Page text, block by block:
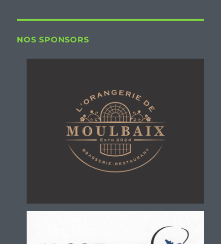
NOS SPONSORS